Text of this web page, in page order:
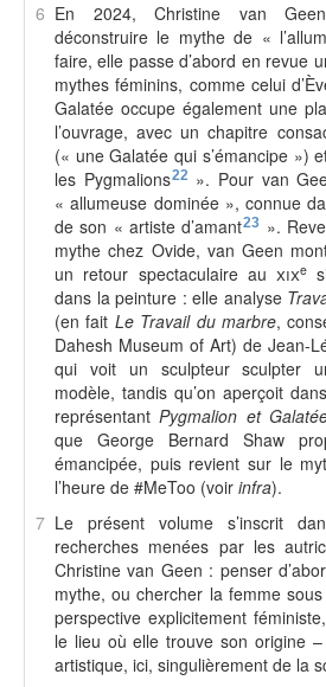
6 En 2024, Christine van
déconstruire le mythe de «
faire, elle passe d’abord en revue
mythes féminins, comme celui
Galatée occupe également une
l’ouvrage, avec un chapitre
(« une Galatée qui s’émancipe »)
les Pygmalions22». Pour van
« allumeuse dominée », connue
de son « artiste d’amant23 ».
mythe chez Ovide, van Geen
un retour spectaculaire auxixe
dans la peinture : elle analyse
(en fait Le Travail du marbre,
Dahesh Museum of Art) de Jean-
qui voit un sculpteur sculpter
modèle, tandis qu’on aperçoit
représentantPygmalion et
que George Bernard Shaw
émancipée, puis revient sur le
l’heure de #MeToo (voir infra).
7 Le présent volume s’inscrit
recherches menées par les
Christine van Geen : penser
mythe, ou chercher la femme
perspective explicitement
le lieu où elle trouve son origine
artistique, ici, singulièrement de la